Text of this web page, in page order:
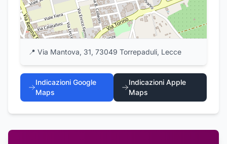
📍 Via Mantova, 31, 73049 Torrepaduli, Lecce
Indicazioni Google
Maps
Indicazioni Apple
Maps